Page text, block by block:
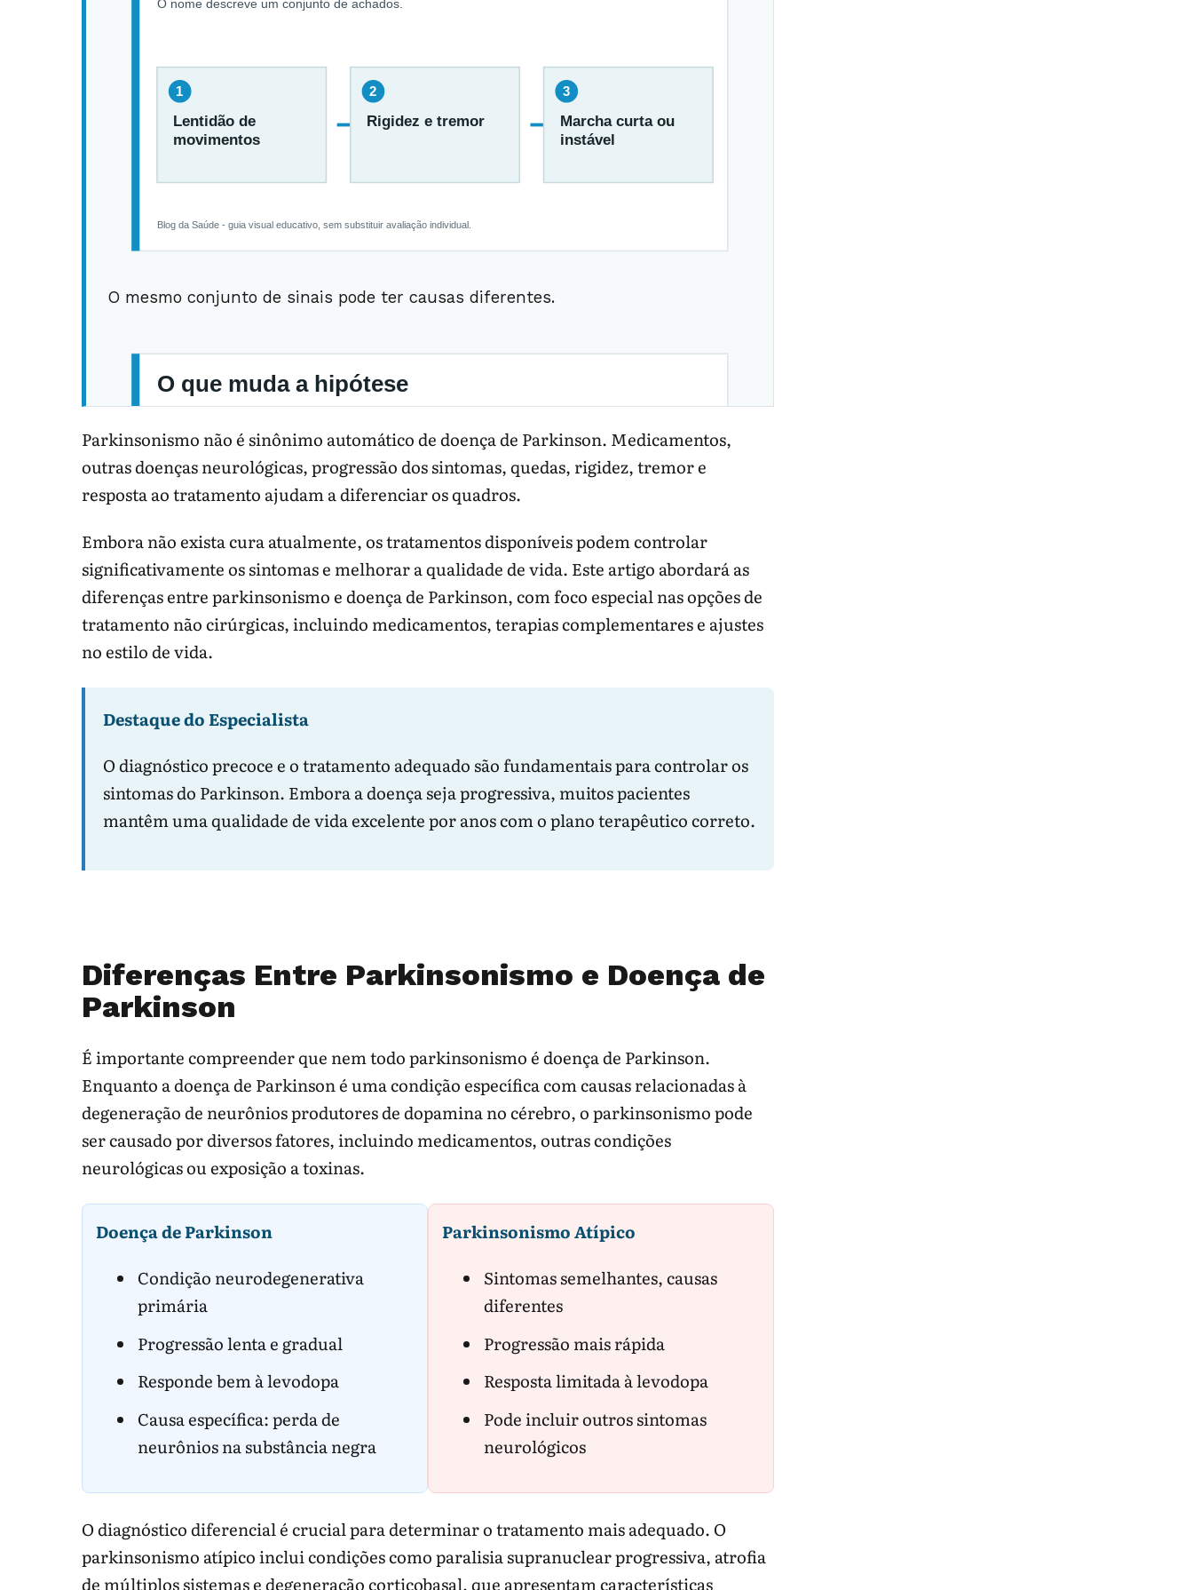
O mesmo conjunto de sinais pode ter causas diferentes.
A lista de remédios pode explicar ou piorar sintomas em alguns casos.
Achado Por que importa Pergunta útil
Tremor em repouso e
lentidão progressiva
Pode combinar com doença de
Há rigidez, lentidão e
assimetria?
novo
causar parkinsonismo.
antes dos sintomas?
Leve vídeos curtos da marcha, tremor e dificuldade para levantar ou virar na
cama.
Liste antipsicóticos, antieméticos, antivertiginosos e outros remédios usados
nos últimos meses.
Procure avaliação se houver queda recorrente, engasgos, alucinações,
confusão, perda rápida de autonomia ou fraqueza focal.
Nota de segurança: não ajuste levodopa, antipsicóticos ou remédios neurológicos por conta própria.
A diferenciação precisa de exame neurológico.
Para continuar no tema:Neurologia|Alzheimer Tremor essencial|Dormência
Parkinsonismo não é sinônimo automático de doença de Parkinson. Medicamentos,
outras doenças neurológicas, progressão dos sintomas, quedas, rigidez, tremor e
resposta ao tratamento ajudam a diferenciar os quadros.
Embora não exista cura atualmente, os tratamentos disponíveis podem controlar
significativamente os sintomas e melhorar a qualidade de vida. Este artigo abordará as
diferenças entre parkinsonismo e doença de Parkinson, com foco especial nas opções de
tratamento não cirúrgicas, incluindo medicamentos, terapias complementares e ajustes
no estilo de vida.
Destaque do Especialista
O diagnóstico precoce e o tratamento adequado são fundamentais para controlar os
sintomas do Parkinson. Embora a doença seja progressiva, muitos pacientes
mantêm uma qualidade de vida excelente por anos com o plano terapêutico correto.
Diferenças Entre Parkinsonismo e Doença de
Parkinson
É importante compreender que nem todo parkinsonismo é doença de Parkinson.
Enquanto a doença de Parkinson é uma condição específica com causas relacionadas à
degeneração de neurônios produtores de dopamina no cérebro, o parkinsonismo pode
ser causado por diversos fatores, incluindo medicamentos, outras condições
neurológicas ou exposição a toxinas.
Doença de Parkinson
Condição neurodegenerativa
primária
Progressão lenta e gradual
Responde bem à levodopa
Causa específica: perda de
neurônios na substância negra
Parkinsonismo Atípico
Sintomas semelhantes, causas
diferentes
Progressão mais rápida
Resposta limitada à levodopa
Pode incluir outros sintomas
neurológicos
O diagnóstico diferencial é crucial para determinar o tratamento mais adequado. O
parkinsonismo atípico inclui condições como paralisia supranuclear progressiva, atrofia
de múltiplos sistemas e degeneração corticobasal, que apresentam características